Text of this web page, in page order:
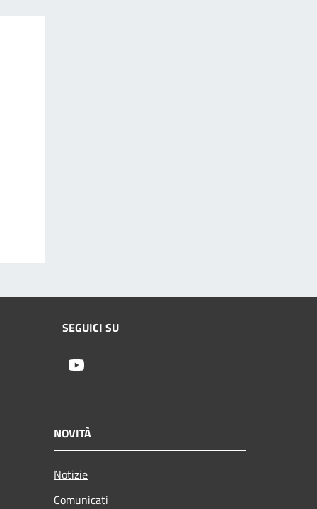
SEGUICI SU
NOVITÀ
Notizie
Comunicati